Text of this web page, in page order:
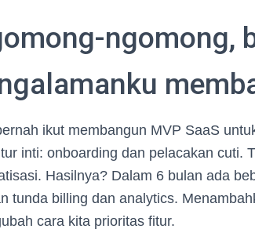
ngomong,
ikut membangun MVP SaaS
inti: onboarding dan pelacakan cuti.
Hasilnya? Dalam 6 bulan ada
tunda billing dan analytics.
cara kita prioritas fitur.